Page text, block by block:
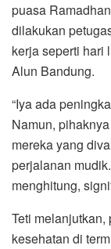
puasa
dilakukan
kerja seperti hari
Alun Bandung.
“Iya ada
Namun,
mereka yang
perjalanan
menghitung,
Teti
kesehatan di